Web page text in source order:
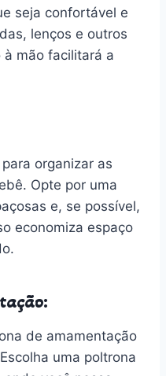
seja confortável e
lenços e outros
mão facilitará a
organizar as
Opte por uma
e, se possível,
economiza espaço
de amamentação
uma poltrona